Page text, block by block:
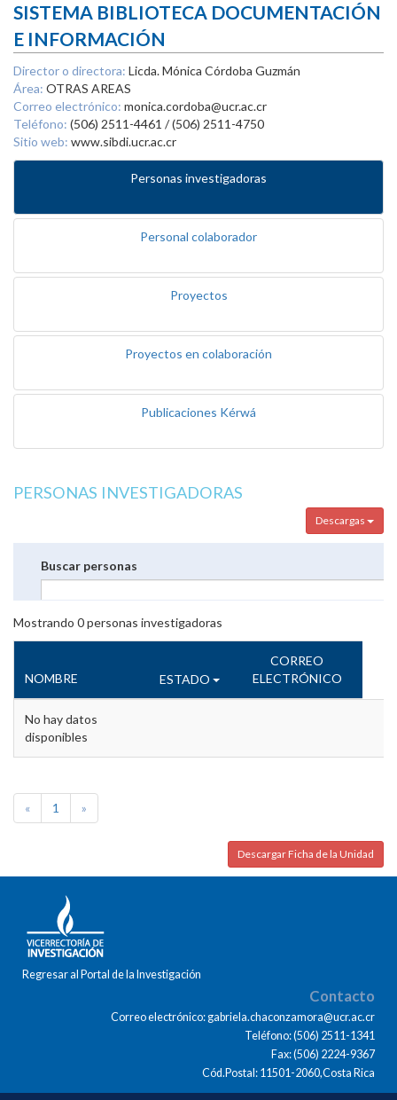
SISTEMA BIBLIOTECA DOCUMENTACIÓN
E INFORMACIÓN
Director o directora: Licda. Mónica Córdoba Guzmán
Área: OTRAS AREAS
Correo electrónico: monica.cordoba@ucr.ac.cr
Teléfono: (506) 2511-4461 / (506) 2511-4750
Sitio web: www.sibdi.ucr.ac.cr
Personas investigadoras
Personal colaborador
Proyectos
Proyectos en colaboración
Publicaciones Kérwá
PERSONAS INVESTIGADORAS
Descargas
Buscar personas
Mostrando 0personas investigadoras
NOMBRE ESTADO
CORREO
ELECTRÓNICO
No hay datos
disponibles
« 1 »
Descargar Ficha de la Unidad
Regresar al Portal de la Investigación
Contacto
Correo electrónico: gabriela.chaconzamora@ucr.ac.cr
Teléfono: (506) 2511-1341
Fax: (506) 2224-9367
Cód.Postal: 11501-2060,Costa Rica